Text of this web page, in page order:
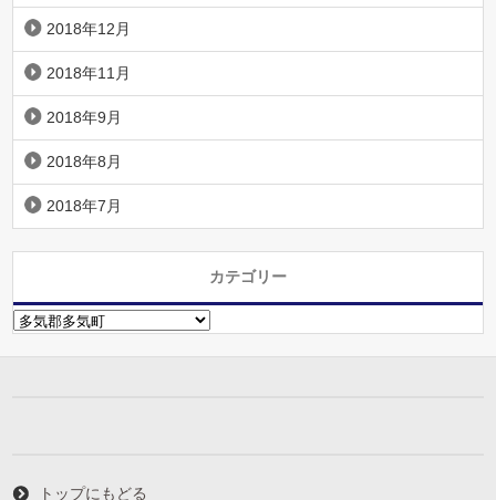
2018年12月
2018年11月
2018年9月
2018年8月
2018年7月
カテゴリー
カ
トップにもどる